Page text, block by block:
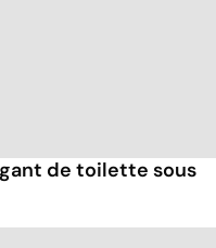
de toilette sous